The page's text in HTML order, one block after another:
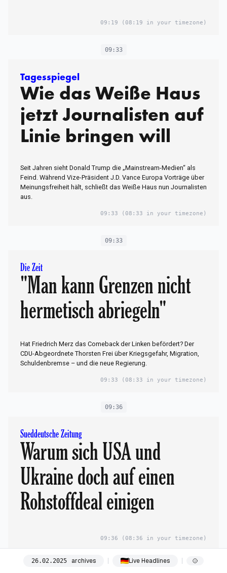
09:19 (08:19 in your timezone)
09:33
Tagesspiegel
Wie das Weiße Haus
jetzt Journalisten auf
Linie bringen will
Seit Jahren sieht Donald Trump die „Mainstream-Medien“ als
Feind. Während Vize-Präsident J.D. Vance Europa Vorträge über
Meinungsfreiheit hält, schließt das Weiße Haus nun Journalisten
aus.
09:33 (08:33 in your timezone)
09:33
Die Zeit
"Man kann Grenzen nicht
hermetisch abriegeln"
Hat Friedrich Merz das Comeback der Linken befördert? Der
CDU-Abgeordnete Thorsten Frei über Kriegsgefahr, Migration,
Schuldenbremse – und die neue Regierung.
09:33 (08:33 in your timezone)
09:36
Sueddeutsche Zeitung
Warum sich USA und
Ukraine doch auf einen
Rohstoffdeal einigen
09:36 (08:36 in your timezone)
26.02.2025 archives Live Headlines